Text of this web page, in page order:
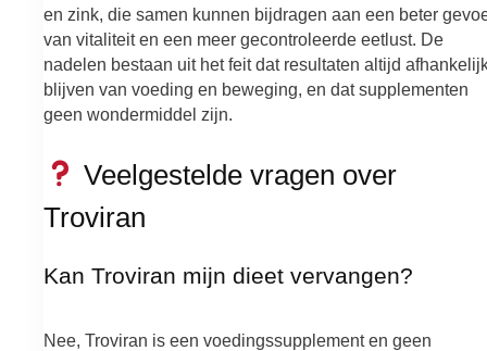
en zink, die samen kunnen bijdragen aan een beter
van vitaliteit en een meer gecontroleerde eetlust. De
nadelen bestaan uit het feit dat resultaten altijd
blijven van voeding en beweging, en dat supplementen
geen wondermiddel zijn.
Veelgestelde vragen over
Troviran
Kan Troviran mijn dieet vervangen?
Nee, Troviran is een voedingssupplement en geen